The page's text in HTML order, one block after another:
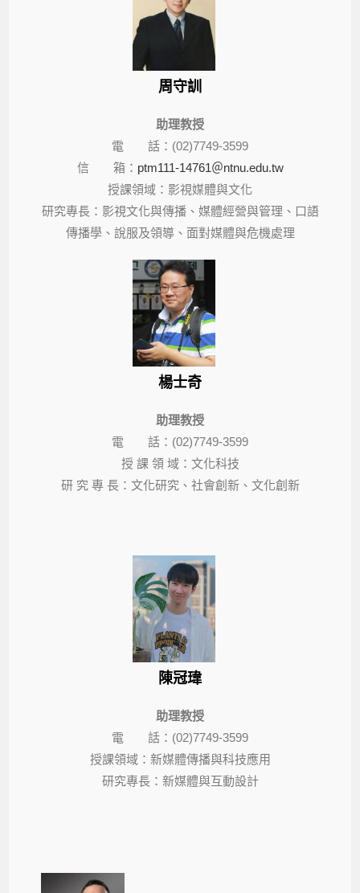
周守訓
助理教授
電 話：(02)7749-3599
信 箱： ptm111-14761＠ntnu.edu.tw
授課領域：影視媒體與文化
研究專長：影視文化與傳播、媒體經營與管理、口語
傳播學、說服及領導、面對媒體與危機處理
楊士奇
助理教授
電 話：(02)7749-3599
授 課 領 域：文化科技
研 究 專 長：文化研究、社會創新、文化創新
陳冠瑋
助理教授
電 話：(02)7749-3599
授課領域：新媒體傳播與科技應用
研究專長：新媒體與互動設計